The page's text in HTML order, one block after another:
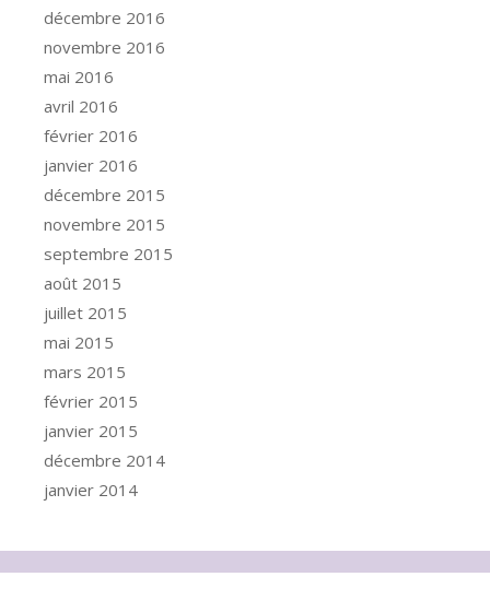
décembre 2016
novembre 2016
mai 2016
avril 2016
février 2016
janvier 2016
décembre 2015
novembre 2015
septembre 2015
août 2015
juillet 2015
mai 2015
mars 2015
février 2015
janvier 2015
décembre 2014
janvier 2014